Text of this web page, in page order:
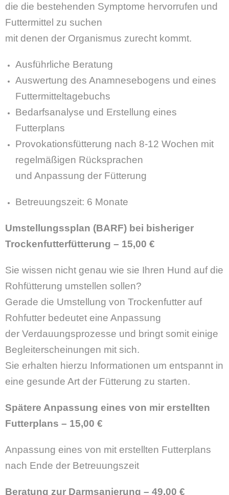
die die bestehenden Symptome hervorrufen und
Futtermittel zu suchen
mit denen der Organismus zurecht kommt.
Ausführliche Beratung
Auswertung des Anamnesebogens und eines
Futtermitteltagebuchs
Bedarfsanalyse und Erstellung eines
Futterplans
Provokationsfütterung nach 8-12 Wochen mit
regelmäßigen Rücksprachen
und Anpassung der Fütterung
Betreuungszeit: 6 Monate
Umstellungssplan (BARF) bei bisheriger
Trockenfutterfütterung – 15,00 €
Sie wissen nicht genau wie sie Ihren Hund auf die
Rohfütterung umstellen sollen?
Gerade die Umstellung von Trockenfutter auf
Rohfutter bedeutet eine Anpassung
der Verdauungsprozesse und bringt somit einige
Begleiterscheinungen mit sich.
Sie erhalten hierzu Informationen um entspannt in
eine gesunde Art der Fütterung zu starten.
Spätere Anpassung eines von mir erstellten
Futterplans – 15,00 €
Anpassung eines von mit erstellten Futterplans
nach Ende der Betreuungszeit
Beratung zur Darmsanierung – 49,00 €